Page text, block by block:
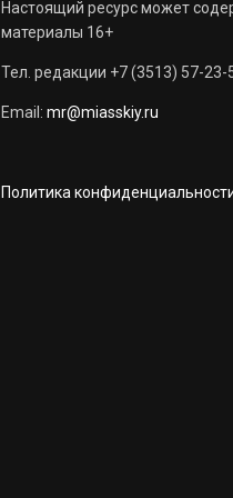
Настоящий ресурс может
материалы 16+
Тел. редакции +7 (3513) 57-23-
Email: mr@miasskiy.ru
Политика